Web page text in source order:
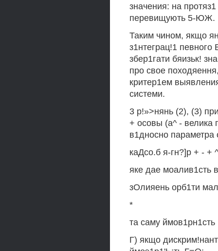
значения: на
перевищують 5-ЮЖ.
Таким чином, якщо
з1нтеграц!1
збер1гати бяизьк!
про свое
критер1ем
системи.
3 р!»>нянь (2), (3)
+ осовы (а^ - велика
в1дносно параметра
каДсо.б я-гн?]р + - +
яке дае моалив1сть
зОлияень орб1ти
*
та саму ймов1рн1сть
Г) якщо